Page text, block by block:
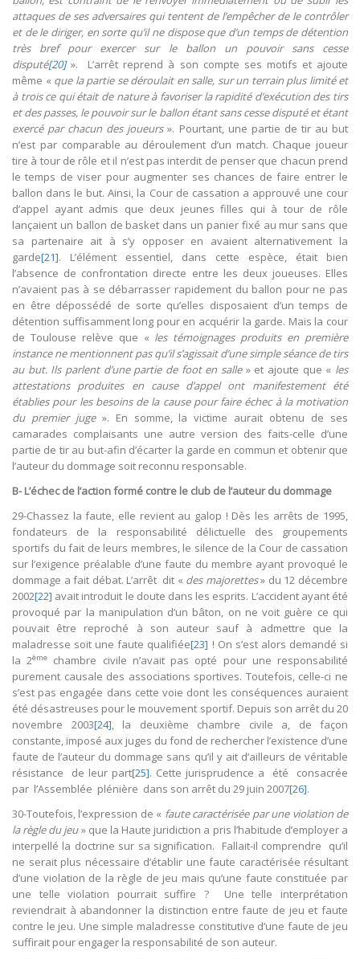
attaques de ses adversaires qui tentent de l’empêcher de le contrôler
et de le diriger, en sorte qu’il ne dispose que d’un temps de détention
très bref pour exercer sur le ballon un pouvoir sans cesse
disputé[20]». L’arrêt reprend à son compte ses motifs et ajoute
même « que la partie se déroulait en salle, sur un terrain plus limité et
à trois ce qui était de nature à favoriser la rapidité d’exécution des tirs
et des passes, le pouvoir sur le ballon étant sans cesse disputé et étant
exercé par chacun des joueurs». Pourtant, une partie de tir au but
n’est par comparable au déroulement d’un match. Chaque joueur
tire à tour de rôle et il n’est pas interdit de penser que chacun prend
le temps de viser pour augmenter ses chances de faire entrer le
ballon dans le but. Ainsi, la Cour de cassation a approuvé une cour
d’appel ayant admis que deux jeunes filles qui à tour de rôle
lançaient un ballon de basket dans un panier fixé au mur sans que
sa partenaire ait à s’y opposer en avaient alternativement la
garde[21]. L’élément essentiel, dans cette espèce, était bien
l’absence de confrontation directe entre les deux joueuses. Elles
n’avaient pas à se débarrasser rapidement du ballon pour ne pas
en être dépossédé de sorte qu’elles disposaient d’un temps de
détention suffisamment long pour en acquérir la garde. Mais la cour
de Toulouse relève que « les témoignages produits en première
instance ne mentionnent pas qu’il s’agissait d’une simple séance de tirs
au but. Ils parlent d’une partie de foot en salle » et ajoute que « les
attestations produites en cause d’appel ont manifestement été
établies pour les besoins de la cause pour faire échec à la motivation
du premier juge». En somme, la victime aurait obtenu de ses
camarades complaisants une autre version des faits-celle d’une
partie de tir au but-afin d’écarter la garde en commun et obtenir que
l’auteur du dommage soit reconnu responsable.
B- L’échec de l’action formé contre le club de l’auteur du dommage
29-Chassez la faute, elle revient au galop ! Dès les arrêts de 1995,
fondateurs de la responsabilité délictuelle des groupements
sportifs du fait de leurs membres, le silence de la Cour de cassation
sur l’exigence préalable d’une faute du membre ayant provoqué le
dommage a fait débat. L’arrêt dit « des majorettes» du 12 décembre
2002[22] avait introduit le doute dans les esprits. L’accident ayant été
provoqué par la manipulation d’un bâton, on ne voit guère ce qui
pouvait être reproché à son auteur sauf à admettre que la
maladresse soit une faute qualifiée[23] ! On s’est alors demandé si
la 2ème
chambre civile n’avait pas opté pour une responsabilité
purement causale des associations sportives. Toutefois, celle-ci ne
s’est pas engagée dans cette voie dont les conséquences auraient
été désastreuses pour le mouvement sportif. Depuis son arrêt du 20
novembre 2003[24], la deuxième chambre civile a, de façon
constante, imposé aux juges du fond de rechercher l’existence d’une
faute de l’auteur du dommage sans qu’il y ait d’ailleurs de véritable
résistance de leur part[25]. Cette jurisprudence a été consacrée
par l’Assemblée plénière dans son arrêt du 29 juin 2007[26].
30-Toutefois, l’expression de « faute caractérisée par une violation de
la règle du jeu» que la Haute juridiction a pris l’habitude d’employer a
interpellé la doctrine sur sa signification. Fallait-il comprendre qu’il
ne serait plus nécessaire d’établir une faute caractérisée résultant
d’une violation de la règle de jeu mais qu’une faute constituée par
une telle violation pourrait suffire ? Une telle interprétation
reviendrait à abandonner la distinction entre faute de jeu et faute
contre le jeu. Une simple maladresse constitutive d’une faute de jeu
suffirait pour engager la responsabilité de son auteur.